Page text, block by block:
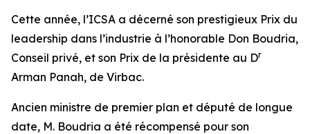
Cette année, l’ICSA a décerné son prestigieux Prix du
leadership dans l’industrie à l’honorable Don Boudria,
Conseil privé, et son Prix de la présidente au Dr
Arman Panah, de Virbac.
Ancien ministre de premier plan et député de longue
date, M. Boudria a été récompensé pour son